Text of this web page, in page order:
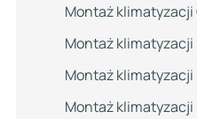
Montaż
Montaż klimatyzacji
Montaż klimatyzacji
Montaż klimatyzacji